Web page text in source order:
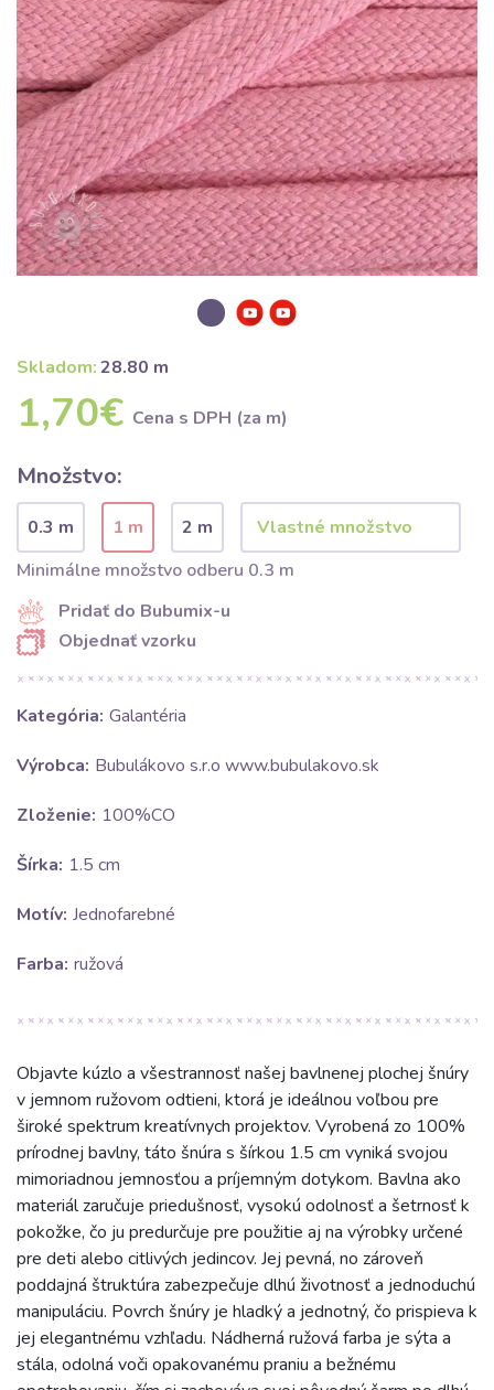
Skladom:28.80 m
1,70€ Cena s DPH (za m)
Množstvo:
0.3 m 1 m
2 m
Minimálne množstvo odberu 0.3 m
Pridať do Bubumix-u
Objednať vzorku
Kategória: Galantéria
Výrobca: Bubulákovo s.r.o www.bubulakovo.sk
Zloženie: 100%CO
Šírka: 1.5 cm
Motív: Jednofarebné
Farba: ružová
Objavte kúzlo a všestrannosť našej bavlnenej plochej šnúry
v jemnom ružovom odtieni, ktorá je ideálnou voľbou pre
široké spektrum kreatívnych projektov. Vyrobená zo 100%
prírodnej bavlny, táto šnúra s šírkou 1.5 cm vyniká svojou
mimoriadnou jemnosťou a príjemným dotykom. Bavlna ako
materiál zaručuje priedušnosť, vysokú odolnosť a šetrnosť k
pokožke, čo ju predurčuje pre použitie aj na výrobky určené
pre deti alebo citlivých jedincov. Jej pevná, no zároveň
poddajná štruktúra zabezpečuje dlhú životnosť a jednoduchú
manipuláciu. Povrch šnúry je hladký a jednotný, čo prispieva k
jej elegantnému vzhľadu. Nádherná ružová farba je sýta a
stála, odolná voči opakovanému praniu a bežnému